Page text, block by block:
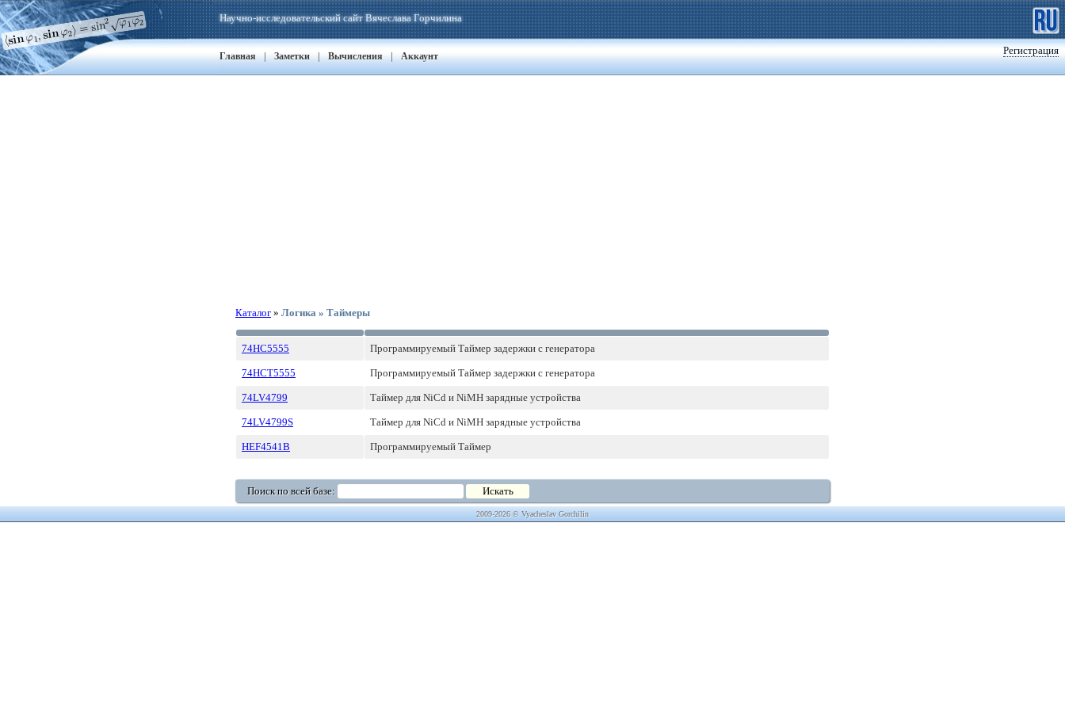
Регистрация
Научно-исследовательский сайт Вячеслава Горчилина
Главная | Заметки | Вычисления | Аккаунт
Каталог » Логика » Таймеры
74HC5555 Программируемый Таймер задержки с генератора
74HCT5555 Программируемый Таймер задержки с генератора
74LV4799 Таймер для NiCd и NiMH зарядные устройства
74LV4799S Таймер для NiCd и NiMH зарядные устройства
HEF4541B Программируемый Таймер
Поиск по всей базе:
2009-2026 © Vyacheslav Gorchilin